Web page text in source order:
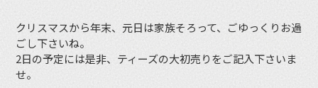
クリスマスから年末、元日は家族そろって、ごゆっくりお過
ごし下さいね。
2日の予定には是非、ティーズの大初売りをご記入下さいま
せ。